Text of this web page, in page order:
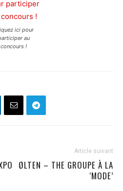
ici pour
au
concours !
Article suivant
ØLTEN – THE GROUPE À LA
‘MODE’